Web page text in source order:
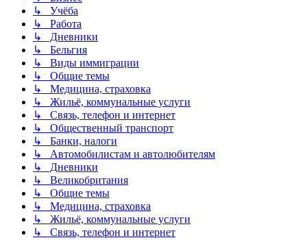
↳ Учёба
↳ Работа
↳ Дневники
↳ Бельгия
↳ Виды иммиграции
↳ Общие темы
↳ Медицина, страховка
↳ Жильё, коммунальные услуги
↳ Связь, телефон и интернет
↳ Общественный транспорт
↳ Банки, налоги
↳ Автомобилистам и автолюбителям
↳ Дневники
↳ Великобритания
↳ Общие темы
↳ Медицина, страховка
↳ Жильё, коммунальные услуги
↳ Связь, телефон и интернет